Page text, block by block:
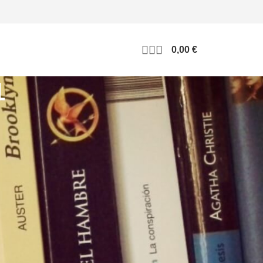
0,00 €
CATEGORÍAS BLOG
Blog
Entrevistas
Eventos/Firmas
Lectura en colegios
Lola Correctora
Mis libros